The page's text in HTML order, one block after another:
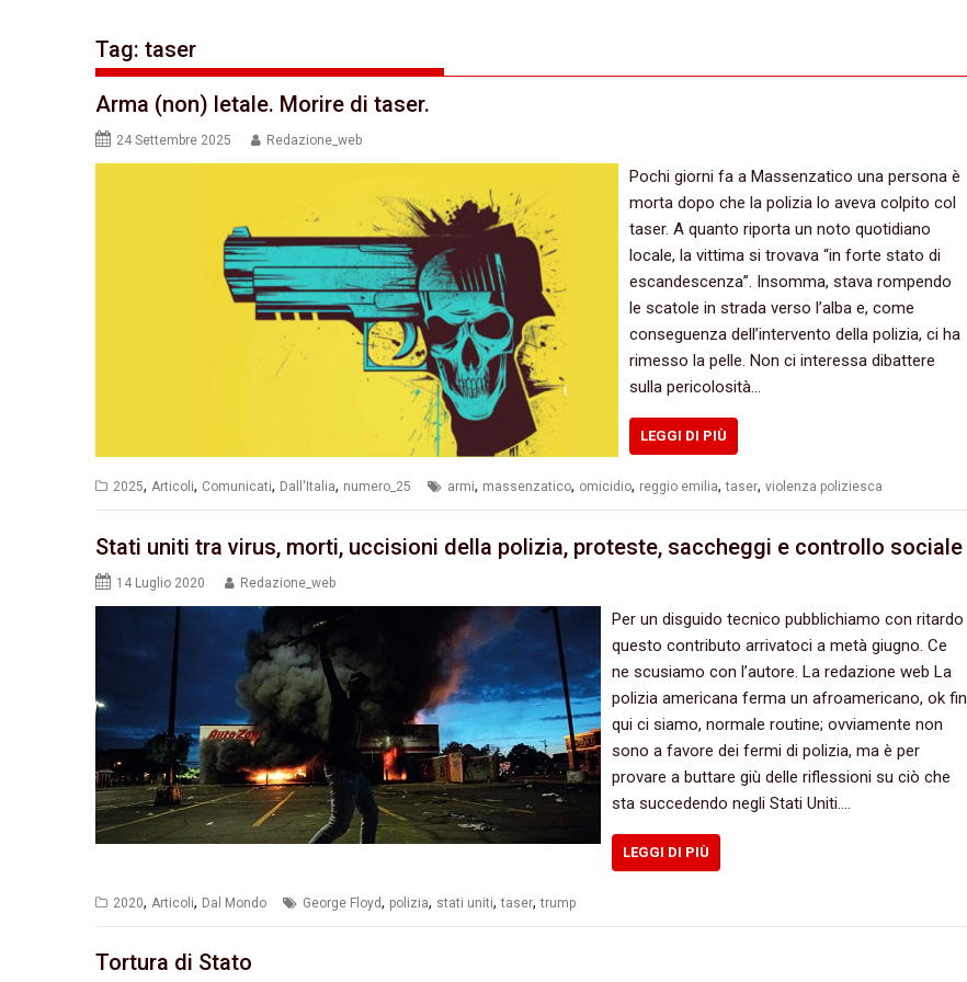
Tag: taser
Arma (non) letale. Morire di taser.
24 Settembre 2025 Redazione_web
Pochi giorni fa a Massenzatico una persona è
morta dopo che la polizia lo aveva colpito col
taser. A quanto riporta un noto quotidiano
locale, la vittima si trovava “in forte stato di
escandescenza”. Insomma, stava rompendo
le scatole in strada verso l’alba e, come
conseguenza dell’intervento della polizia, ci ha
rimesso la pelle. Non ci interessa dibattere
sulla pericolosità…
LEGGI DI PIÙ
2025, Articoli, Comunicati, Dall'Italia, numero_25 armi, massenzatico, omicidio, reggio emilia,taser, violenza poliziesca
Stati uniti tra virus, morti, uccisioni della polizia, proteste, saccheggi e controllo sociale
14 Luglio 2020 Redazione_web
Per un disguido tecnico pubblichiamo con ritardo
questo contributo arrivatoci a metà giugno. Ce
ne scusiamo con l’autore. La redazione web La
polizia americana ferma un afroamericano, ok fin
qui ci siamo, normale routine; ovviamente non
sono a favore dei fermi di polizia, ma è per
provare a buttare giù delle riflessioni su ciò che
sta succedendo negli Stati Uniti.…
LEGGI DI PIÙ
2020, Articoli, Dal Mondo George Floyd, polizia, stati uniti,taser,trump
Tortura di Stato